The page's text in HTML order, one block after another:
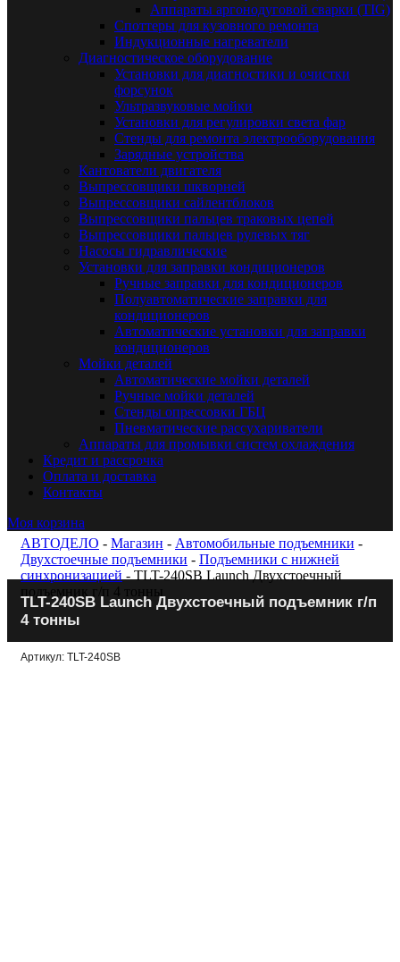
Аппараты аргонодуговой сварки (TIG)
Споттеры для кузовного ремонта
Индукционные нагреватели
Диагностическое оборудование
Установки для диагностики и очистки
форсунок
Ультразвуковые мойки
Установки для регулировки света фар
Стенды для ремонта электрооборудования
Зарядные устройства
Кантователи двигателя
Выпрессовщики шкворней
Выпрессовщики сайлентблоков
Выпрессовщики пальцев траковых цепей
Выпрессовщики пальцев рулевых тяг
Насосы гидравлические
Установки для заправки кондиционеров
Ручные заправки для кондиционеров
Полуавтоматические заправки для
кондиционеров
Автоматические установки для заправки
кондиционеров
Мойки деталей
Автоматические мойки деталей
Ручные мойки деталей
Стенды опрессовки ГБЦ
Пневматические рассухариватели
Аппараты для промывки систем охлаждения
Кредит и рассрочка
Оплата и доставка
Контакты
Моя корзина
АВТОДЕЛО - Магазин - Автомобильные подъемники -
Двухстоечные подъемники - Подъемники с нижней
синхронизацией - TLT-240SB Launch Двухстоечный
подъемник г/п 4 тонны
TLT-240SB Launch Двухстоечный подъемник г/п
4 тонны
Артикул: TLT-240SB